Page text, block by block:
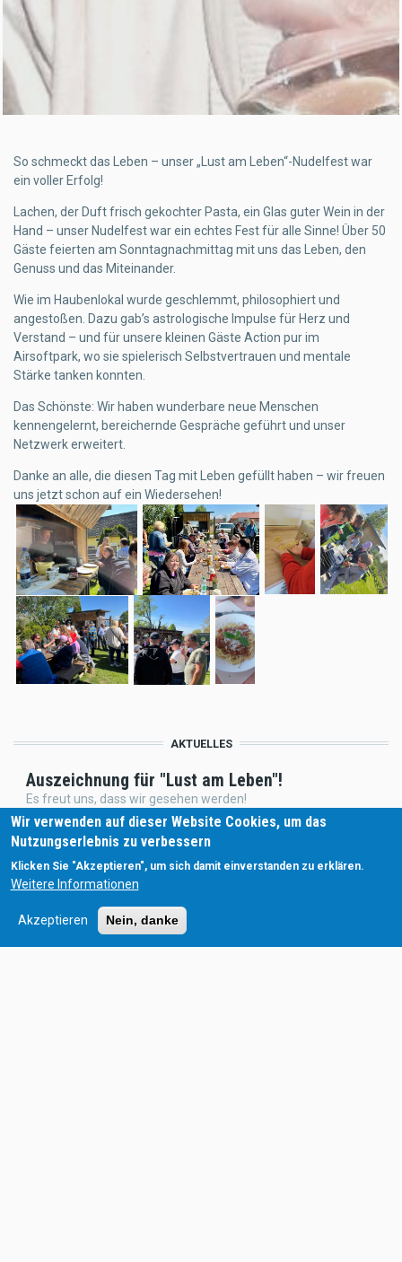
So schmeckt das Leben – unser „Lust am Leben“-Nudelfest war
ein voller Erfolg!
Lachen, der Duft frisch gekochter Pasta, ein Glas guter Wein in der
Hand – unser Nudelfest war ein echtes Fest für alle Sinne! Über 50
Gäste feierten am Sonntagnachmittag mit uns das Leben, den
Genuss und das Miteinander.
Wie im Haubenlokal wurde geschlemmt, philosophiert und
angestoßen. Dazu gab’s astrologische Impulse für Herz und
Verstand – und für unsere kleinen Gäste Action pur im
Airsoftpark, wo sie spielerisch Selbstvertrauen und mentale
Stärke tanken konnten.
Das Schönste: Wir haben wunderbare neue Menschen
kennengelernt, bereichernde Gespräche geführt und unser
Netzwerk erweitert.
Danke an alle, die diesen Tag mit Leben gefüllt haben – wir freuen
uns jetzt schon auf ein Wiedersehen!
AKTUELLES
Auszeichnung für "Lust am Leben"!
Es freut uns, dass wir gesehen werden!
NEU K&K Rätselrally Wels
Wir begeistern unsere Kunden mit unseren Ideen!
MEIN GELD. MEINE REGELN. Finanz- &
Rechtskompetenz für Lehrlinge
Eine Generation baut auf, die zweite erhält, die dritte entwickelt
weiter.
Wir verwenden auf dieser Website Cookies, um das
Nutzungserlebnis zu verbessern
Klicken Sie "Akzeptieren", um sich damit einverstanden zu erklären.
Weitere Informationen
Akzeptieren Nein, danke